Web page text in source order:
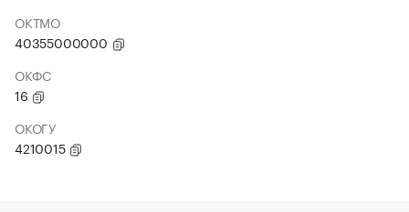
ОКТМО
40355000000
ОКФС
16
ОКОГУ
4210015